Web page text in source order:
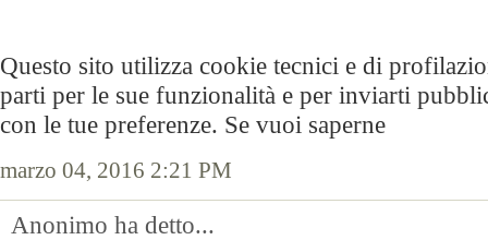
Questo sito utilizza cookie tecnici e di
parti per le sue funzionalità e per inviarti
con le tue preferenze. Se vuoi saperne
marzo 04, 2016 2:21 PM
Anonimo ha detto...